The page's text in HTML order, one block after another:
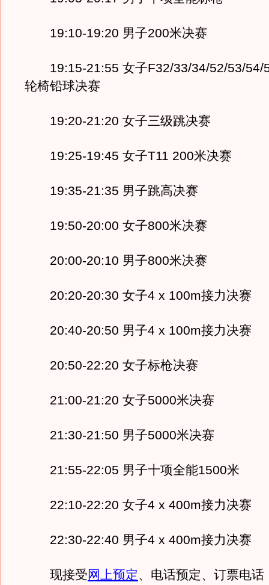
19:10-19:20 男子200米决赛
19:15-21:55 女子F32/33/34/52/53/54/
轮椅铅球决赛
19:20-21:20 女子三级跳决赛
19:25-19:45 女子T11 200米决赛
19:35-21:35 男子跳高决赛
19:50-20:00 女子800米决赛
20:00-20:10 男子800米决赛
20:20-20:30 女子4 x 100m接力决赛
20:40-20:50 男子4 x 100m接力决赛
20:50-22:20 女子标枪决赛
21:00-21:20 女子5000米决赛
21:30-21:50 男子5000米决赛
21:55-22:05 男子十项全能1500米
22:10-22:20 女子4 x 400m接力决赛
22:30-22:40 男子4 x 400m接力决赛
现接受网上预定、电话预定、订票电